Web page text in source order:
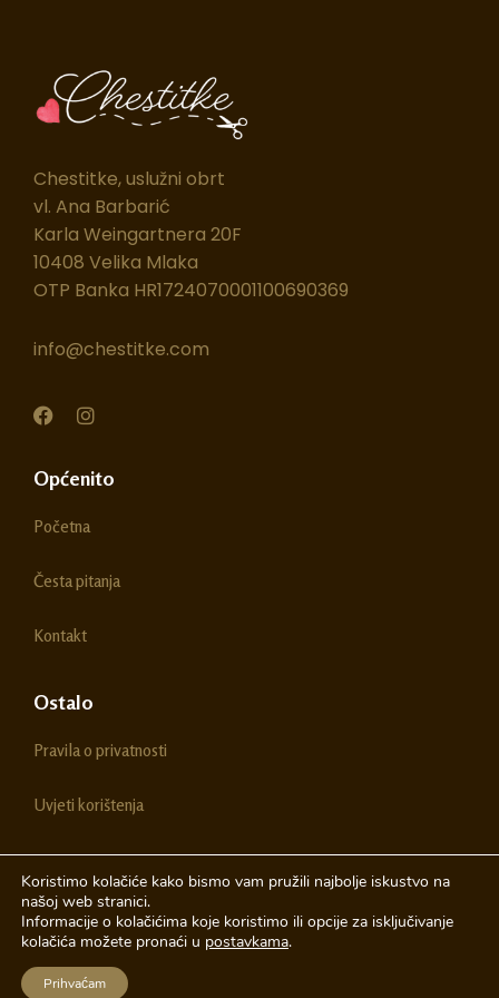
Chestitke, uslužni obrt
vl. Ana Barbarić
Karla Weingartnera 20F
10408 Velika Mlaka
OTP Banka HR1724070001100690369
info@chestitke.com
F
e
b
o
I
t
r
m
Općenito
Početna
Česta pitanja
Kontakt
Ostalo
Pravila o privatnosti
Uvjeti korištenja
© 2026 Chestitke | Sva prava pridržava
Izrada web stranica A-Design
Koristimo kolačiće kako bismo vam pružili najbolje iskustvo na
našoj web stranici.
Informacije o kolačićima koje koristimo ili opcije za isključivanje
kolačića možete pronaći u postavkama.
Prihvaćam